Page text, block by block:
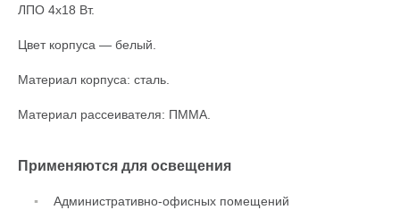
ЛПО 4х18 Вт.
Цвет корпуса — белый.
Материал корпуса: сталь.
Материал рассеивателя: ПММА.
Применяются для освещения
Административно-офисных помещений